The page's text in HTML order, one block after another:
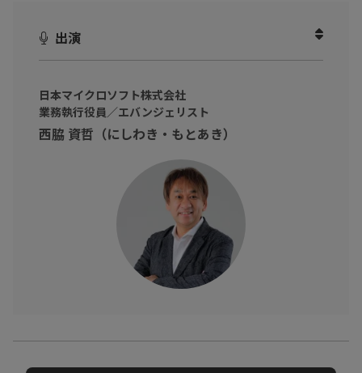
読みやすい文字サイズは？
何枚の資料がベストなの？
これまで、なんとなく・直感で作っていた資料を、論理的に見直
してみませんか？
出演
日本マイクロソフト株式会社
業務執行役員／エバンジェリスト
西脇 資哲（にしわき・もとあき）